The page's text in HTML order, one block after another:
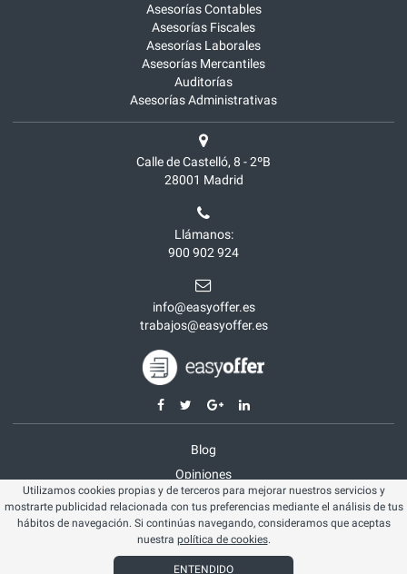
Asesorías Contables
Asesorías Fiscales
Asesorías Laborales
Asesorías Mercantiles
Auditorías
Asesorías Administrativas
Calle de Castelló, 8 - 2ºB
28001 Madrid
Llámanos:
900 902 924
info@easyoffer.es
trabajos@easyoffer.es
Blog
Opiniones
Aviso legal
Política cookies
© Easyoffer 2026. Todos los derechos reservados
Utilizamos cookies propias y de terceros para mejorar nuestros servicios y
mostrarte publicidad relacionada con tus preferencias mediante el análisis de tus
hábitos de navegación. Si continúas navegando, consideramos que aceptas
nuestra política de cookies.
ENTENDIDO